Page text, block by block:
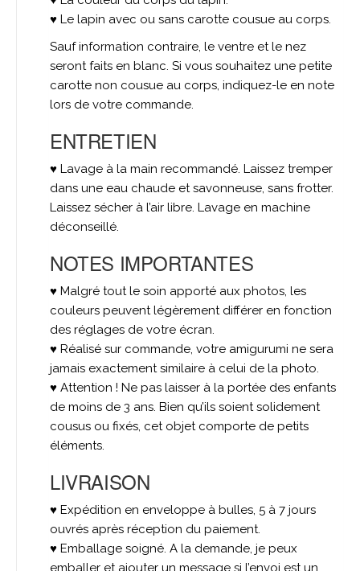
♥ Le lapin avec ou sans carotte cousue au corps.
Sauf information contraire, le ventre et le nez
seront faits en blanc. Si vous souhaitez une petite
carotte non cousue au corps, indiquez-le en note
lors de votre commande.
ENTRETIEN
♥ Lavage à la main recommandé. Laissez tremper
dans une eau chaude et savonneuse, sans frotter.
Laissez sécher à l’air libre. Lavage en machine
déconseillé.
NOTES IMPORTANTES
♥ Malgré tout le soin apporté aux photos, les
couleurs peuvent légèrement différer en fonction
des réglages de votre écran.
♥ Réalisé sur commande, votre amigurumi ne sera
jamais exactement similaire à celui de la photo.
♥ Attention ! Ne pas laisser à la portée des enfants
de moins de 3 ans. Bien qu’ils soient solidement
cousus ou fixés, cet objet comporte de petits
éléments.
LIVRAISON
♥ Expédition en enveloppe à bulles, 5 à 7 jours
ouvrés après réception du paiement.
♥ Emballage soigné. A la demande, je peux
emballer et ajouter un message si l’envoi est un